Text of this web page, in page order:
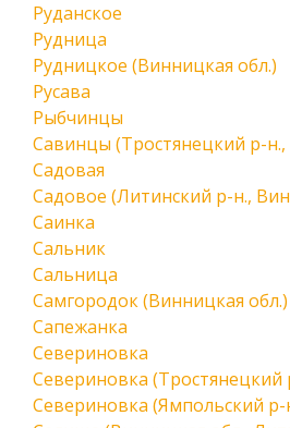
Руданское
Рудница
Рудницкое (Винницкая обл.)
Русава
Рыбчинцы
Савинцы (Тростянецкий р-
Садовая
Садовое (Литинский р-н.,
Саинка
Сальник
Сальница
Самгородок (Винницкая обл.)
Сапежанка
Севериновка
Севериновка (Тростянецкий
Севериновка (Ямпольский р-